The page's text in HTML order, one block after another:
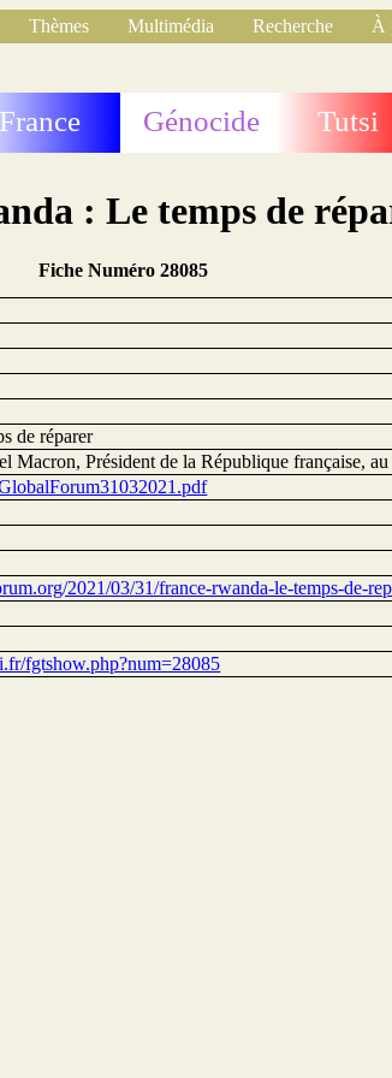
Thèmes Multimédia Recherche
À
France Génocide Tutsi
: Le temps de
Fiche Numéro 28085
de réparer
Macron, Président de la République française,
2021/03/31/france-rwanda-le-temps-de-
fgtshow.php?num=28085